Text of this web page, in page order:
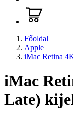
Főoldal
Apple
iMac Retina
iMac
Late)